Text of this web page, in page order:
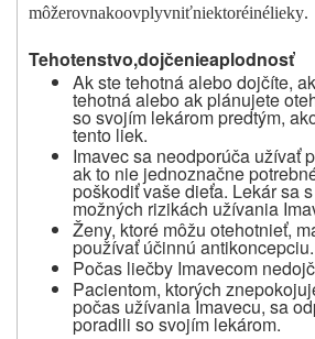
môžerovnakoovplyvniťniektoréinélieky.
Tehotenstvo,dojčenieaplodnosť
Ak ste tehotná alebo dojčíte,
tehotná alebo ak plánujete
so svojím lekárom predtým,
tento liek.
Imavec sa neodporúča užívať
ak to nie jednoznačne
poškodiť vaše dieťa. Lekár sa
možných rizikách užívania
Ženy, ktoré môžu otehotnieť,
používať účinnú antikoncepciu.
Počas liečby Imavecom
Pacientom, ktorých
počas užívania Imavecu, sa
poradili so svojím lekárom.